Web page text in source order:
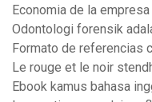
Economia de la
Odontologi forensik
Formato de referencias
Le rouge et le noir
Ebook kamus bahasa